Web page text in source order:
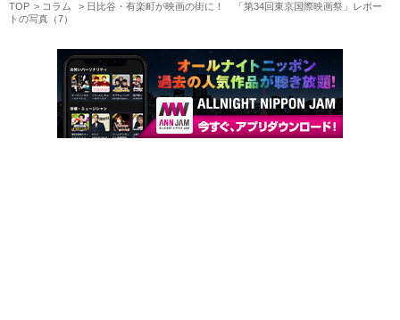
TOP コラム
日比谷・有楽町が映画の街に！ 「第34回東京国際映画祭」レポー
トの写真（7）